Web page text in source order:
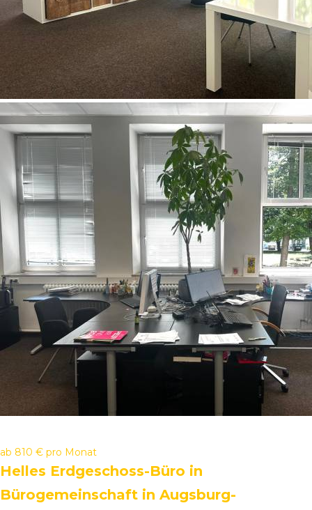
ab 810 € pro Monat
Helles Erdgeschoss-Büro in
Bürogemeinschaft in Augsburg-